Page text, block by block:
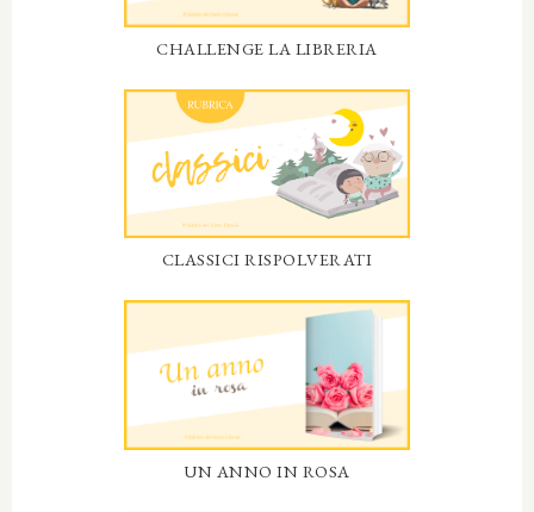
CHALLENGE LA LIBRERIA
CLASSICI RISPOLVERATI
UN ANNO IN ROSA